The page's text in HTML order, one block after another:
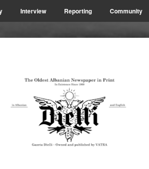
Interview Reporting Community